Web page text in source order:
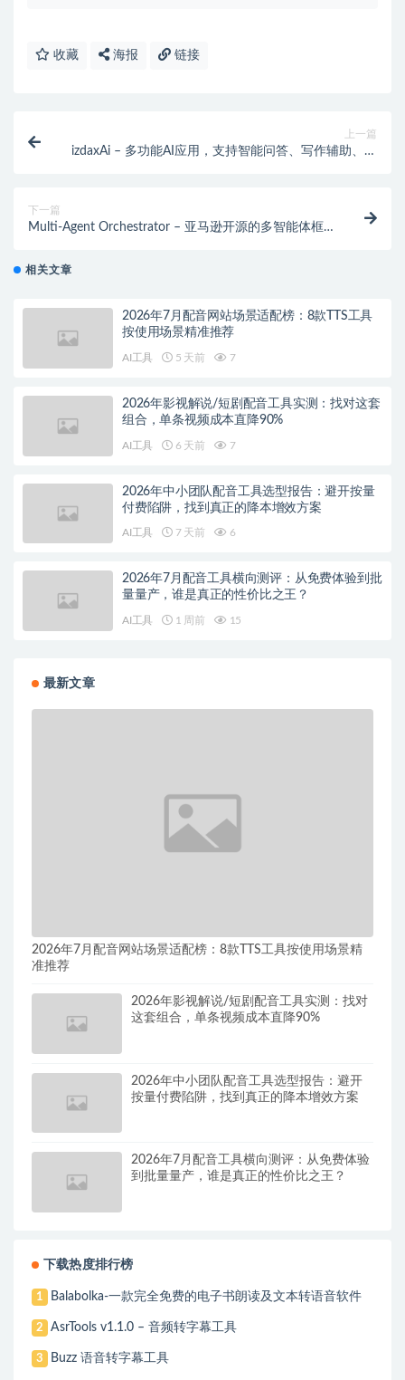
收藏 海报 链接
上一篇
izdaxAi – 多功能AI应用，支持智能问答、写作辅助、绘
下一篇
Multi-Agent Orchestrator – 亚马逊开源的多智能体框
相关文章
2026年7月配音网站场景适配榜：8款TTS工具
按使用场景精准推荐
AI工具 5 天前 7
2026年影视解说/短剧配音工具实测：找对这套
组合，单条视频成本直降90%
AI工具 6 天前 7
2026年中小团队配音工具选型报告：避开按量
付费陷阱，找到真正的降本增效方案
AI工具 7 天前 6
2026年7月配音工具横向测评：从免费体验到批
量量产，谁是真正的性价比之王？
AI工具 1 周前 15
最新文章
2026年7月配音网站场景适配榜：8款TTS工具按使用场景精
准推荐
2026年影视解说/短剧配音工具实测：找对
这套组合，单条视频成本直降90%
2026年中小团队配音工具选型报告：避开
按量付费陷阱，找到真正的降本增效方案
2026年7月配音工具横向测评：从免费体验
到批量量产，谁是真正的性价比之王？
下载热度排行榜
1 Balabolka-一款完全免费的电子书朗读及文本转语音软件
2 AsrTools v1.1.0 – 音频转字幕工具
3 Buzz 语音转字幕工具